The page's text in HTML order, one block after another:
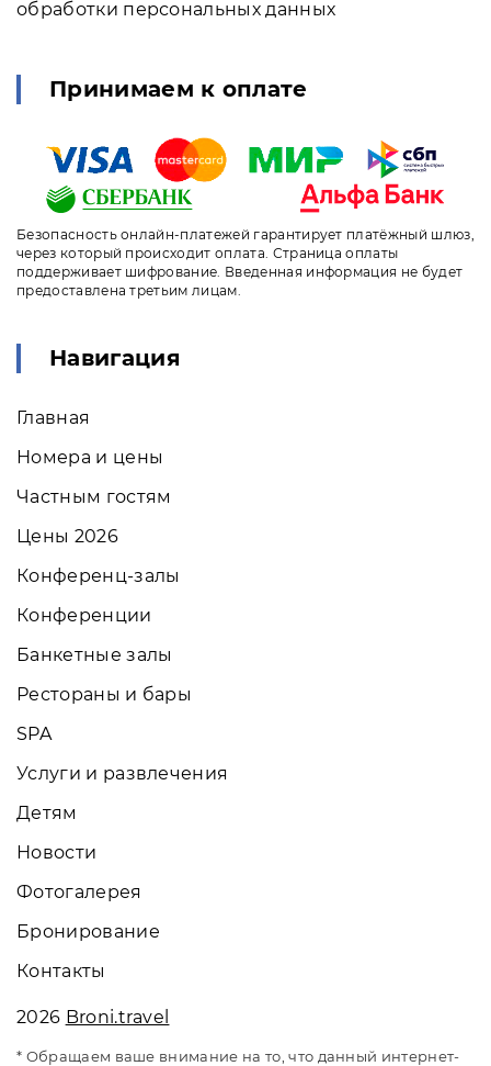
обработки персональных данных
Принимаем к оплате
Безопасность онлайн-платежей гарантирует платёжный шлюз,
через который происходит оплата. Страница оплаты
поддерживает шифрование. Введенная информация не будет
предоставлена третьим лицам.
Навигация
Главная
Номера и цены
Частным гостям
Цены 2026
Конференц-залы
Конференции
Банкетные залы
Рестораны и бары
SPA
Услуги и развлечения
Детям
Новости
Фотогалерея
Бронирование
Контакты
2026 Broni.travel
* Обращаем ваше внимание на то, что данный интернет-